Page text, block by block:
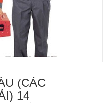
(CÁC
14